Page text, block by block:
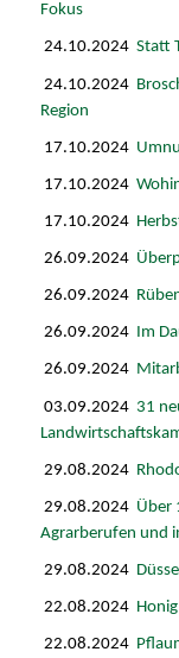
Fokus
24.10.2024Statt
24.10.2024
Region
17.10.2024
17.10.2024
17.10.2024
26.09.2024
26.09.2024
26.09.2024 Im
26.09.2024
03.09.2024 31
29.08.2024
29.08.2024 Über
Agrarberufen und
29.08.2024
22.08.2024
22.08.2024